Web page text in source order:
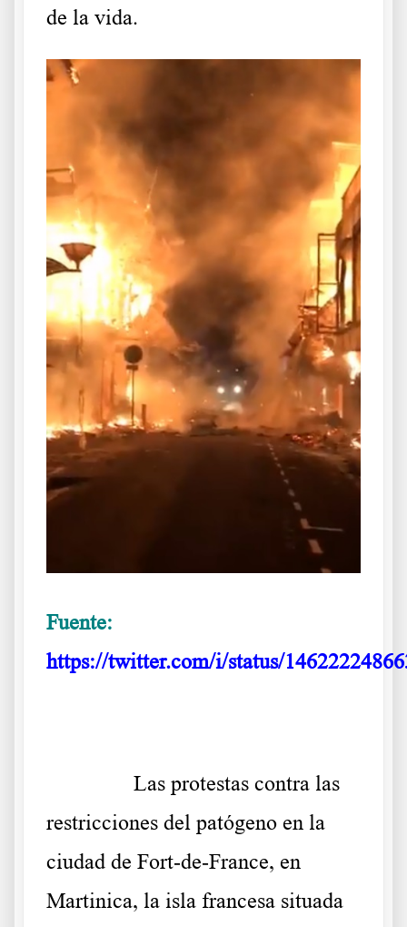
de la vida.
Fuente:
https://twitter.com/i/status/
Las protestas contra las
restricciones del patógeno en la
ciudad de Fort-de-France, en
Martinica, la isla francesa situada